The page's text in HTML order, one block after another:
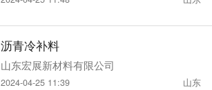
沥青冷补料
山东宏展新材料有限公司
2024-04-25 11:39 山东